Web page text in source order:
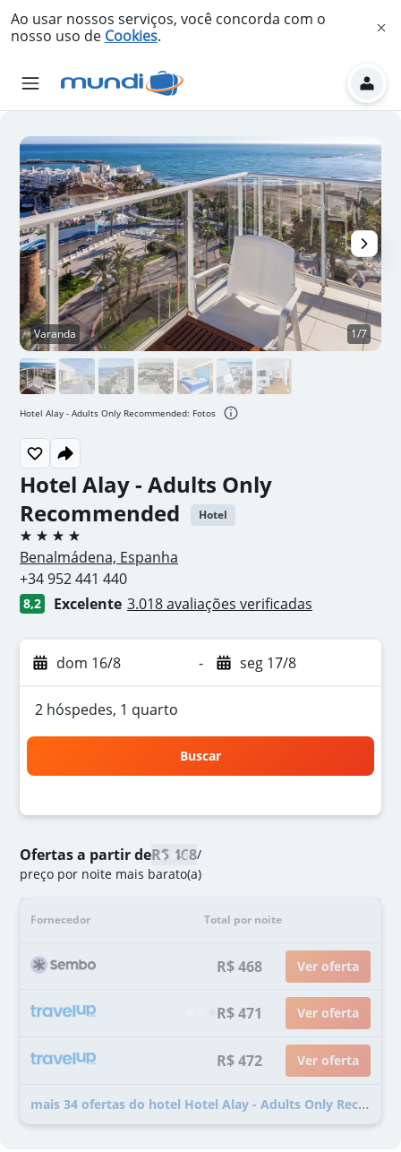
Ao usar nossos serviços, você concorda com o
nosso uso de Cookies.
Hotel Alay - Adults Only
Recommended
Hotel
4 estrelas
Benalmádena, Espanha
+34 952 441 440
8,2 Excelente 3.018 avaliações verificadas
dom 16/8 - seg 17/8
2 hóspedes, 1 quarto
Buscar
Ofertas a partir deR$ 468/
preço por noite mais barato(a)
Fornecedor Total por noite
R$ 468 Ver oferta
R$ 471 Ver oferta
R$ 472 Ver oferta
mais 34 ofertas do hotel Hotel Alay - Adults Only Recommended
Varanda 1/7
Hotel Alay - Adults Only Recommended: Fotos